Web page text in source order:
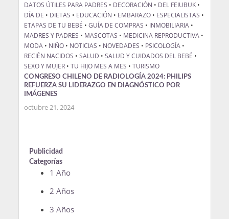
DATOS ÚTILES PARA PADRES • DECORACIÓN • DEL FEIUBUK •
DÍA DE • DIETAS • EDUCACIÓN • EMBARAZO • ESPECIALISTAS •
ETAPAS DE TU BEBÉ • GUÍA DE COMPRAS • INMOBILIARIA •
MADRES Y PADRES • MASCOTAS • MEDICINA REPRODUCTIVA •
MODA • NIÑO • NOTICIAS • NOVEDADES • PSICOLOGÍA •
RECIÉN NACIDOS • SALUD • SALUD Y CUIDADOS DEL BEBÉ •
SEXO Y MUJER • TU HIJO MES A MES • TURISMO
CONGRESO CHILENO DE RADIOLOGÍA 2024: PHILIPS
REFUERZA SU LIDERAZGO EN DIAGNÓSTICO POR
IMÁGENES
octubre 21, 2024
Publicidad
Categorías
1 Año
2 Años
3 Años